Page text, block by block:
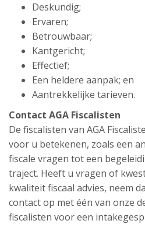
Deskundig;
Ervaren;
Betrouwbaar;
Kantgericht;
Effectief;
Een heldere aanpak; en
Aantrekkelijke tarieven.
Contact AGA Fiscalisten
De fiscalisten van AGA
voor u betekenen, zoals een
fiscale vragen tot een
traject. Heeft u vragen of
kwaliteit fiscaal advies, neem
contact op met één van onze
fiscalisten voor een